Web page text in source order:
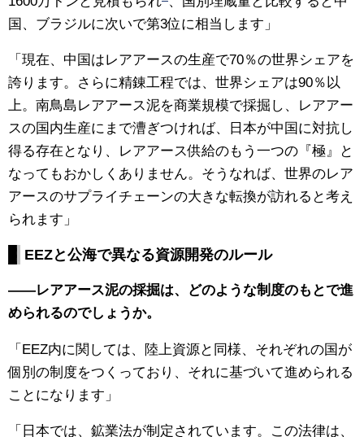
国、ブラジルに次いで第3位に相当します」
「現在、中国はレアアースの生産で70％の世界シェアを
誇ります。さらに精錬工程では、世界シェアは90％以
上。南鳥島レアアース泥を商業規模で採掘し、レアアー
スの国内生産にまで漕ぎつければ、日本が中国に対抗し
得る存在となり、レアアース供給のもう一つの『極』と
なってもおかしくありません。そうなれば、世界のレア
アースのサプライチェーンの大きな転換が訪れると考え
られます」
EEZと公海で異なる資源開発のルール
——レアアース泥の採掘は、どのような制度のもとで進
められるのでしょうか。
「EEZ内に関しては、陸上資源と同様、それぞれの国が
個別の制度をつくっており、それに基づいて進められる
ことになります」
「日本では、鉱業法が制定されています。この法律は、